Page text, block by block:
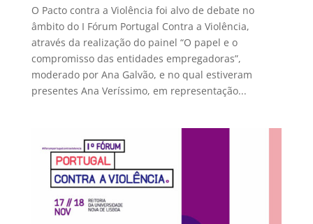
O Pacto contra a Violência foi alvo de debate no
âmbito do I Fórum Portugal Contra a Violência,
através da realização do painel “O papel e o
compromisso das entidades empregadoras”,
moderado por Ana Galvão, e no qual estiveram
presentes Ana Veríssimo, em representação...